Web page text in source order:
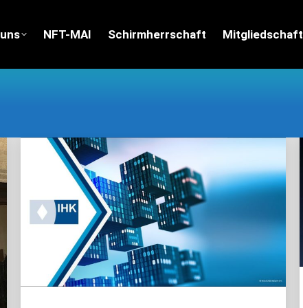
NFT-MAI Schirmherrschaft Mitgliedschaft
NFT-MAI Schirmherrschaft Mitgliedschaft